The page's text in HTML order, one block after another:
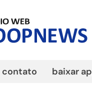
contato baixar